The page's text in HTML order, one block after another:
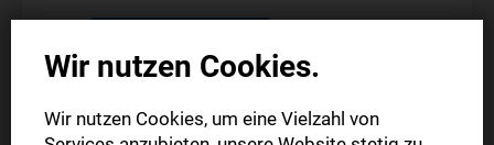
Wir nutzen Cookies.
Wir nutzen Cookies, um eine Vielzahl von